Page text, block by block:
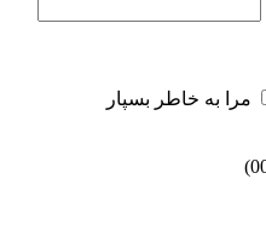
مرا به خاطر بسپار
)